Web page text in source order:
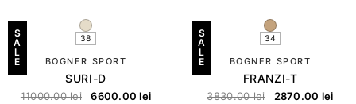
S
A
L
E
38
BOGNER SPORT
SURI-D
11000.00lei 6600.00lei
S
A
L
E
34
BOGNER SPORT
FRANZI-T
3830.00lei 2870.00 lei